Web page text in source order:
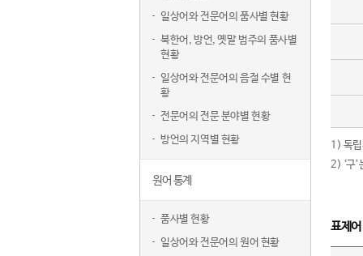
일상어와 전문어의 품사별 현황
북한어, 방언, 옛말 범주의 품사별
현황
일상어와 전문어의 음절 수별 현
황
전문어의 전문 분야별 현황
방언의 지역별 현황
원어 통계
품사별 현황
일상어와 전문어의 원어 현황
1) 독립
2) ‘구
표제